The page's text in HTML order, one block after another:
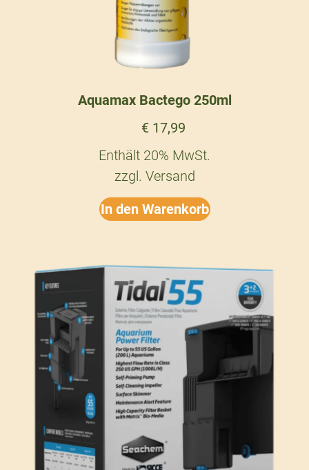
Aquamax Bactego 250ml
€17,99
Enthält 20% MwSt.
zzgl. Versand
In den Warenkorb